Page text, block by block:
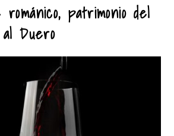
patrimonio del
Duero